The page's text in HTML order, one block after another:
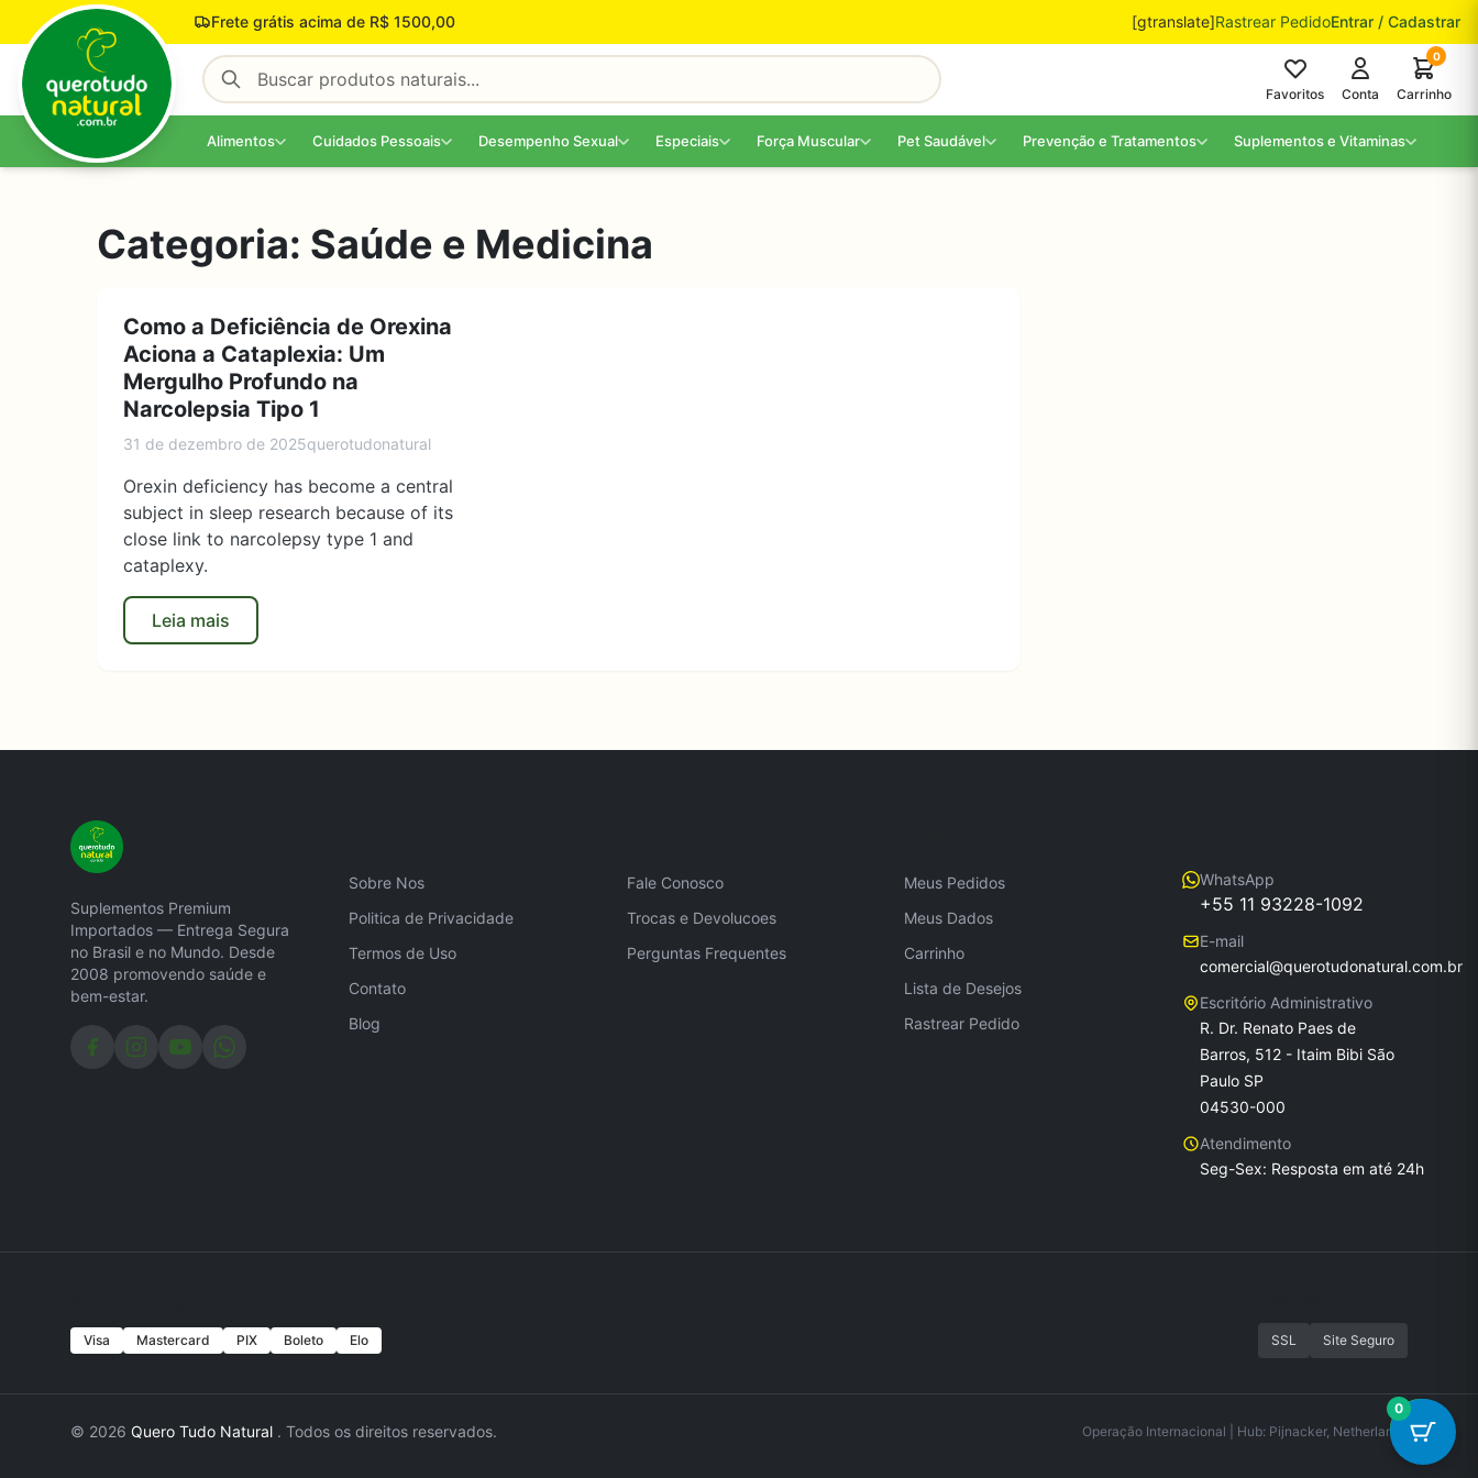
Pular para o conteúdo Frete grátis acima de R$ 1500,00 [gtranslate]Rastrear PedidoEntrar / Cadastrar
Favoritos Conta
0
Carrinho
Alimentos Cuidados Pessoais Desempenho Sexual Especiais Força Muscular Pet Saudável Prevenção e Tratamentos Suplementos e Vitaminas
Categoria: Saúde e Medicina
Como a Deficiência de Orexina
Aciona a Cataplexia: Um
Mergulho Profundo na
Narcolepsia Tipo 1
31 de dezembro de 2025querotudonatural
Orexin deficiency has become a central
subject in sleep research because of its
close link to narcolepsy type 1 and
cataplexy.
Leia mais
Suplementos Premium
Importados — Entrega Segura
no Brasil e no Mundo. Desde
2008 promovendo saúde e
bem-estar.
Sobre Nos
Politica de Privacidade
Termos de Uso
Contato
Blog
Fale Conosco
Trocas e Devolucoes
Perguntas Frequentes
Meus Pedidos
Meus Dados
Carrinho
Lista de Desejos
Rastrear Pedido
WhatsApp
+55 11 93228-1092
E-mail
comercial@querotudonatural.com.br
Escritório Administrativo
R. Dr. Renato Paes de
Barros, 512 - Itaim Bibi São
Paulo SP
04530-000
Atendimento
Seg-Sex: Resposta em até 24h
Visa Mastercard PIX Boleto Elo SSL Site Seguro
© 2026 Quero Tudo Natural . Todos os direitos reservados. Operação Internacional | Hub: Pijnacker, Netherlands
0